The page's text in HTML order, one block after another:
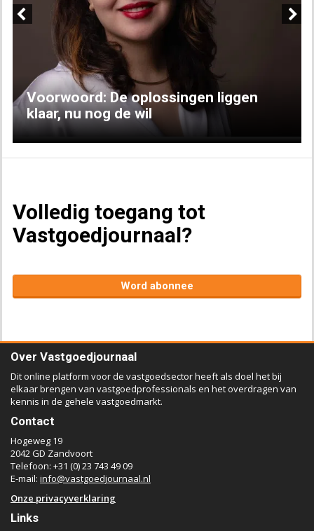
Voorwoord: De oplossingen liggen
klaar, nu nog de wil
Volledig toegang tot
Vastgoedjournaal?
Word abonnee
Over Vastgoedjournaal
Dit online platform voor de vastgoedsector heeft als doel het bij
elkaar brengen van vastgoedprofessionals en het overdragen van
kennis in de gehele vastgoedmarkt.
Contact
Hogeweg 19
2042 GD Zandvoort
Telefoon: +31 (0) 23 743 49 09
E-mail: info@vastgoedjournaal.nl
Onze privacyverklaring
Links